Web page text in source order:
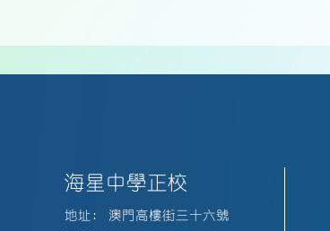
海星中學正校
地址:
澳門高樓街三十六號